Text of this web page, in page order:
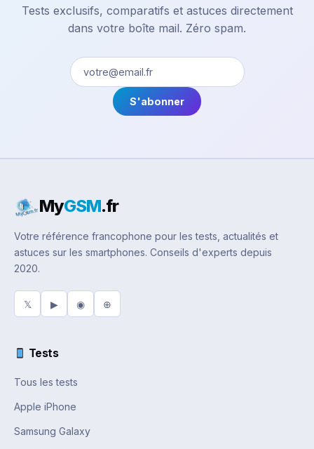
Tests exclusifs, comparatifs et astuces directement
dans votre boîte mail. Zéro spam.
S'abonner
MyGSM.fr
Votre référence francophone pour les tests, actualités et
astuces sur les smartphones. Conseils d'experts depuis
2020.
𝕏 ▶ ◉ ⊕
Tests
Tous les tests
Apple iPhone
Samsung Galaxy